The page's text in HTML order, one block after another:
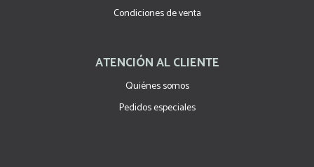
Condiciones de venta
ATENCIÓN AL CLIENTE
Quiénes somos
Pedidos especiales